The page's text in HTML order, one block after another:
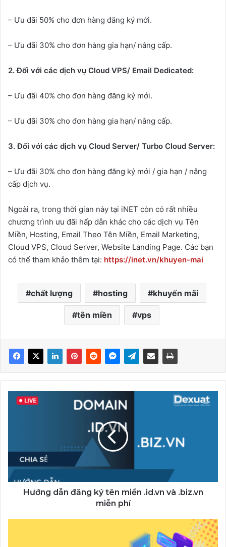
– Ưu đãi 50% cho đơn hàng đăng ký mới.
– Ưu đãi 30% cho đơn hàng gia hạn/ nâng cấp.
2. Đối với các dịch vụ Cloud VPS/ Email Dedicated:
– Ưu đãi 40% cho đơn hàng đăng ký mới.
– Ưu đãi 30% cho đơn hàng gia hạn/ nâng cấp.
3.Đối với các dịch vụ Cloud Server/ Turbo Cloud Server:
– Ưu đãi 30% cho đơn hàng đăng ký mới / gia hạn / nâng
cấp dịch vụ.
Ngoài ra, trong thời gian này tại iNET còn có rất nhiều
chương trình ưu đãi hấp dẫn khác cho các dịch vụ Tên
Miền, Hosting, Email Theo Tên Miền, Email Marketing,
Cloud VPS, Cloud Server, Website Landing Page. Các bạn
có thể tham khảo thêm tại: https://inet.vn/khuyen-mai
chất lượng hosting khuyến mãi
tên miền vps
Hướng
dẫn
.id.vn
.biz.vn
Hướng dẫn đăng ký tên miền .id.vn và .biz.vn
miễn phí